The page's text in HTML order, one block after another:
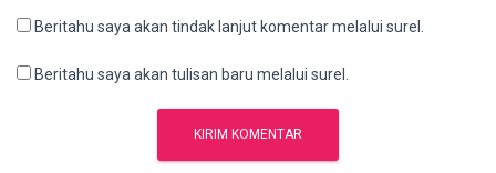
Beritahu saya akan tindak lanjut komentar melalui surel.
Beritahu saya akan tulisan baru melalui surel.